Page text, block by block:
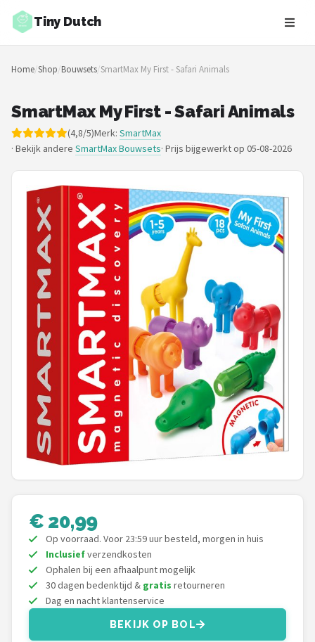
Tiny Dutch
Zoeken
NAVIGATIE
Merken
Blog
Speelgoed
Knuffel Cadeaus
Babykleding Cadeaus
Blokken
Shop
POPULAIRE MERKEN
Jollein
Chouette-Chouette
Little Dutch
Happy Horse
Soft Touch
FRIGG
Meyco
Stokke
Home/Shop/Bouwsets/SmartMax My First - Safari Animals
SmartMax My First - Safari Animals
(4,8/5)Merk: SmartMax
· Bekijk andere SmartMax Bouwsets· Prijs bijgewerkt op 05-08-2026
€ 20,99
Op voorraad. Voor 23:59 uur besteld, morgen in huis
Inclusiefverzendkosten
Ophalen bij een afhaalpunt mogelijk
30 dagen bedenktijd & gratis retourneren
Dag en nacht klantenservice
BEKIJK OP BOL